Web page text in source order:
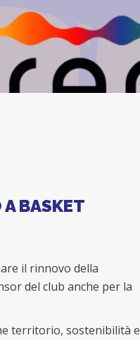
BASKET
il rinnovo della
del club anche per la
territorio, sostenibilità e